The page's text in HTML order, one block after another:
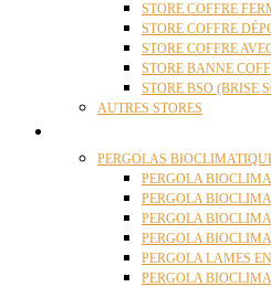
STORE COFFRE
STORE COFFRE
STORE COFFRE
STORE BANNE
STORE BSO (BRISE
AUTRES STORES
PERGOLAS
PERGOLA
PERGOLA
PERGOLA
PERGOLA
PERGOLA LAMES
PERGOLA